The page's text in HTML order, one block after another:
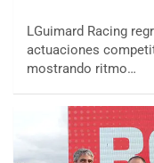
LGuimard Racing
actuaciones
mostrando ritmo…